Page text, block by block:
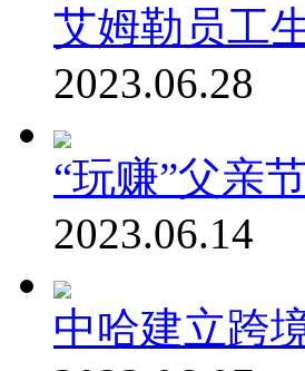
艾姆勒员工
2023.06.28
“玩赚”父亲
2023.06.14
中哈建立跨